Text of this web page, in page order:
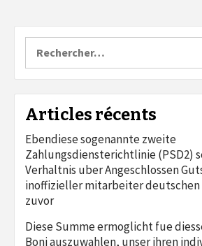
Articles récents
Ebendiese sogenannte zweite
Zahlungsdiensterichtlinie (PSD2)
Verhaltnis uber Angeschlossen
inoffizieller mitarbeiter deutschen
zuvor
Diese Summe ermoglicht fue
Boni auszuwahlen, unser ihren